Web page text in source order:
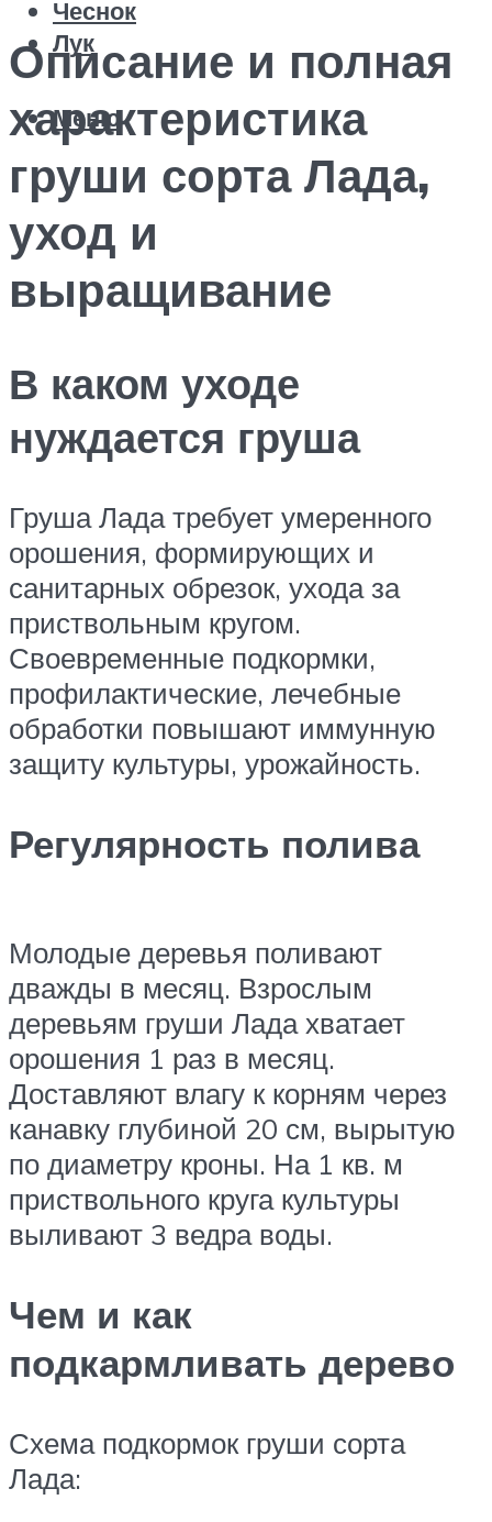
Чеснок
Лук
Меню
Описание и полная
характеристика
груши сорта Лада,
уход и
выращивание
В каком уходе
нуждается груша
Груша Лада требует умеренного
орошения, формирующих и
санитарных обрезок, ухода за
приствольным кругом.
Своевременные подкормки,
профилактические, лечебные
обработки повышают иммунную
защиту культуры, урожайность.
Регулярность полива
Молодые деревья поливают
дважды в месяц. Взрослым
деревьям груши Лада хватает
орошения 1 раз в месяц.
Доставляют влагу к корням через
канавку глубиной 20 см, вырытую
по диаметру кроны. На 1 кв. м
приствольного круга культуры
выливают 3 ведра воды.
Чем и как
подкармливать дерево
Схема подкормок груши сорта
Лада: